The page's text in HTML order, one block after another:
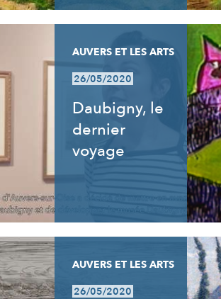
AUVERS ET LES ARTS
26/05/2020
Daubigny, le
dernier
voyage
AUVERS ET LES ARTS
26/05/2020